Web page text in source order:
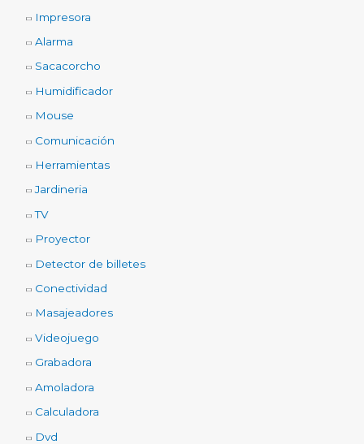
Impresora
Alarma
Sacacorcho
Humidificador
Mouse
Comunicación
Herramientas
Jardineria
TV
Proyector
Detector de billetes
Conectividad
Masajeadores
Videojuego
Grabadora
Amoladora
Calculadora
Dvd